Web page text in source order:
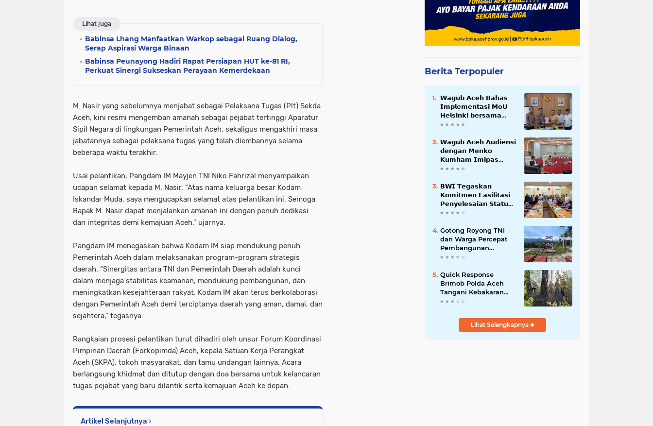
Lihat juga
Babinsa Lhang Manfaatkan Warkop sebagai Ruang Dialog,
Serap Aspirasi Warga Binaan
Babinsa Peunayong Hadiri Rapat Persiapan HUT ke-81 RI,
Perkuat Sinergi Sukseskan Perayaan Kemerdekaan
M. Nasir yang sebelumnya menjabat sebagai Pelaksana Tugas (Plt) Sekda
Aceh, kini resmi mengemban amanah sebagai pejabat tertinggi Aparatur
Sipil Negara di lingkungan Pemerintah Aceh, sekaligus mengakhiri masa
jabatannya sebagai pelaksana tugas yang telah diembannya selama
beberapa waktu terakhir.
Usai pelantikan, Pangdam IM Mayjen TNI Niko Fahrizal menyampaikan
ucapan selamat kepada M. Nasir. “Atas nama keluarga besar Kodam
Iskandar Muda, saya mengucapkan selamat atas pelantikan ini. Semoga
Bapak M. Nasir dapat menjalankan amanah ini dengan penuh dedikasi
dan integritas demi kemajuan Aceh,” ujarnya.
Pangdam IM menegaskan bahwa Kodam IM siap mendukung penuh
Pemerintah Aceh dalam melaksanakan program-program strategis
daerah. “Sinergitas antara TNI dan Pemerintah Daerah adalah kunci
dalam menjaga stabilitas keamanan, mendukung pembangunan, dan
meningkatkan kesejahteraan rakyat. Kodam IM akan terus berkolaborasi
dengan Pemerintah Aceh demi terciptanya daerah yang aman, damai, dan
sejahtera,” tegasnya.
Rangkaian prosesi pelantikan turut dihadiri oleh unsur Forum Koordinasi
Pimpinan Daerah (Forkopimda) Aceh, kepala Satuan Kerja Perangkat
Aceh (SKPA), tokoh masyarakat, dan tamu undangan lainnya. Acara
berlangsung khidmat dan ditutup dengan doa bersama untuk kelancaran
tugas pejabat yang baru dilantik serta kemajuan Aceh ke depan.
Artikel Selanjutnya
Berita Terpopuler
𝗪𝗮𝗴𝘂𝗯 𝗔𝗰𝗲𝗵 𝗕𝗮𝗵𝗮𝘀
𝗜𝗺𝗽𝗹𝗲𝗺𝗲𝗻𝘁𝗮𝘀𝗶 𝗠𝗼𝗨
𝗛𝗲𝗹𝘀𝗶𝗻𝗸𝗶 𝗯𝗲𝗿𝘀𝗮𝗺𝗮
𝗦𝗲𝗸𝗿𝗲𝘁𝗮𝗿𝗶𝗮𝘁 𝗡𝗲𝗴𝗮𝗿𝗮
𝗪𝗮𝗴𝘂𝗯 𝗔𝗰𝗲𝗵 𝗔𝘂𝗱𝗶𝗲𝗻𝘀𝗶
𝗱𝗲𝗻𝗴𝗮𝗻 𝗠𝗲𝗻𝗸𝗼
𝗞𝘂𝗺𝗵𝗮𝗺 𝗜𝗺𝗶𝗽𝗮𝘀
𝗧𝗲𝗿𝗸𝗮𝗶𝘁 𝗦𝘁𝗮𝘁𝘂𝘀 𝗪𝗮𝗸𝗮𝗳
𝗕𝗪𝗜 𝗧𝗲𝗴𝗮𝘀𝗸𝗮𝗻
𝗞𝗼𝗺𝗶𝘁𝗺𝗲𝗻 𝗙𝗮𝘀𝗶𝗹𝗶𝘁𝗮𝘀𝗶
𝗣𝗲𝗻𝘆𝗲𝗹𝗲𝘀𝗮𝗶𝗮𝗻 𝗦𝘁𝗮𝘁𝘂𝘀
𝗪𝗮𝗸𝗮𝗳 𝗕𝗹𝗮𝗻𝗴 𝗣𝗮𝗱𝗮𝗻𝗴
Gotong Royong TNI
dan Warga Percepat
Pembangunan
Jembatan Gantung
Aceh Tenggara
Quick Response
Brimob Polda Aceh
Tangani Kebakaran
Hutan di Lembah
Lihat Selengkapnya